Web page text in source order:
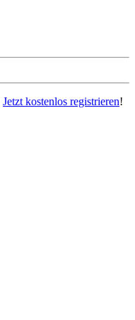
Jetzt kostenlos registrieren!